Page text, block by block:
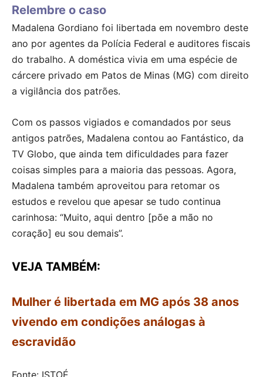
Relembre o caso
Madalena Gordiano foi libertada em novembro deste
ano por agentes da Polícia Federal e auditores fiscais
do trabalho. A doméstica vivia em uma espécie de
cárcere privado em Patos de Minas (MG) com direito
a vigilância dos patrões.
Com os passos vigiados e comandados por seus
antigos patrões, Madalena contou ao Fantástico, da
TV Globo, que ainda tem dificuldades para fazer
coisas simples para a maioria das pessoas. Agora,
Madalena também aproveitou para retomar os
estudos e revelou que apesar se tudo continua
carinhosa: “Muito, aqui dentro [põe a mão no
coração] eu sou demais”.
VEJA TAMBÉM:
Mulher é libertada em MG após 38 anos
vivendo em condições análogas à
escravidão
Fonte: ISTOÉ